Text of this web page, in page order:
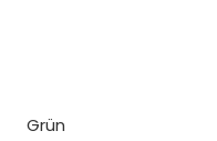
Grün